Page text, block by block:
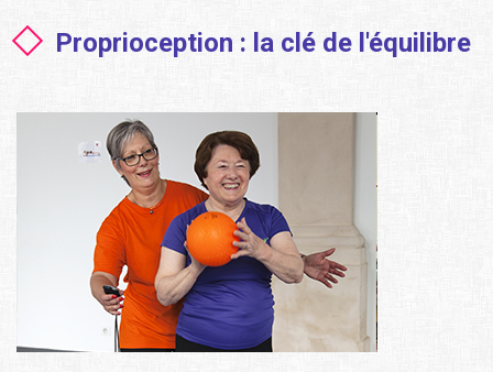
Proprioception : la clé de l'équilibre